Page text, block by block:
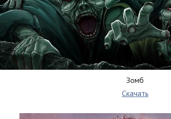
Зомб
Скачать